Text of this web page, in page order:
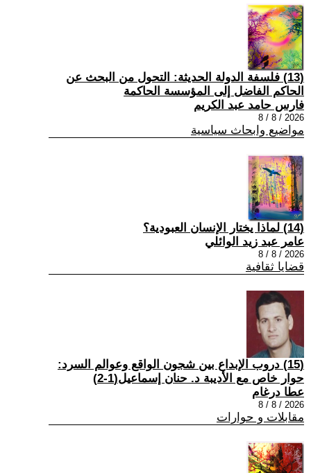
(13) فلسفة الدولة الحديثة: التحول من البحث عن
الحاكم الفاضل إلى المؤسسة الحاكمة
فارس حامد عبد الكريم
2026 / 8 / 8
مواضيع وابحاث سياسية
(14) لماذا يختار الإنسان العبودية؟
عامر عبد زيد الوائلي
2026 / 8 / 8
قضايا ثقافية
(15) دروب الإبداع بين شجون الواقع وعوالم السرد:
حوار خاص مع الأديبة د. حنان إسماعيل(1-2)
عطا درغام
2026 / 8 / 8
مقابلات و حوارات